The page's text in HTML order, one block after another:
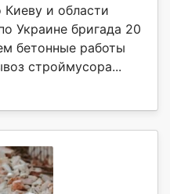
Киеву и области
Украине бригада 20
бетонные работы
строймусора...